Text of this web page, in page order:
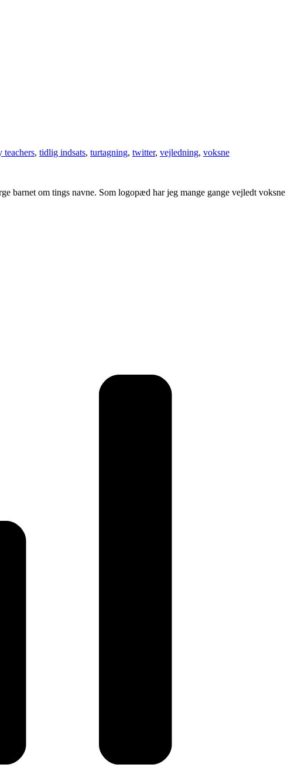
teachers, tidlig indsats, turtagning, twitter, vejledning, voksne
barnet om tings navne. Som logopæd har jeg mange gange vejledt voksne